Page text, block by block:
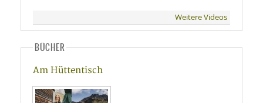
Weitere Videos
BÜCHER
Am Hüttentisch